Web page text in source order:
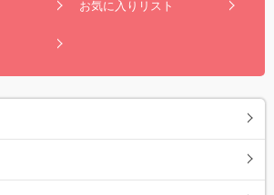
お気に入りリスト